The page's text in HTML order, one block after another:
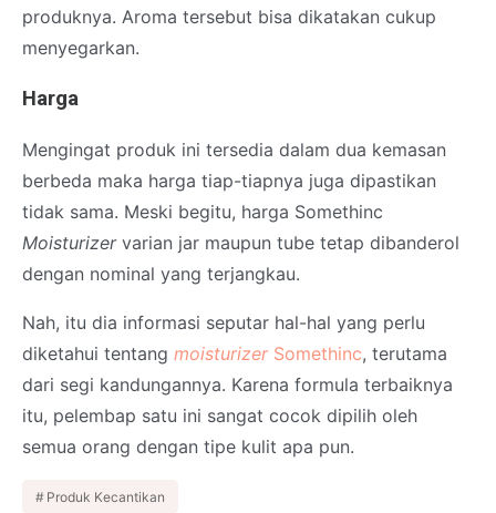
produknya. Aroma tersebut bisa dikatakan cukup
menyegarkan.
Harga
Mengingat produk ini tersedia dalam dua kemasan
berbeda maka harga tiap-tiapnya juga dipastikan
tidak sama. Meski begitu, harga Somethinc
Moisturizervarian jar maupun tube tetap dibanderol
dengan nominal yang terjangkau.
Nah, itu dia informasi seputar hal-hal yang perlu
diketahui tentang moisturizerSomethinc, terutama
dari segi kandungannya. Karena formula terbaiknya
itu, pelembap satu ini sangat cocok dipilih oleh
semua orang dengan tipe kulit apa pun.
Produk Kecantikan